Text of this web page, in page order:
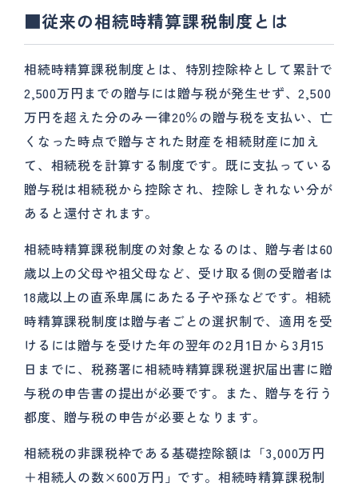
■従来の相続時精算課税制度とは
相続時精算課税制度とは、特別控除枠として累計で
2,500万円までの贈与には贈与税が発生せず、2,500
万円を超えた分のみ一律20％の贈与税を支払い、亡
くなった時点で贈与された財産を相続財産に加え
て、相続税を計算する制度です。既に支払っている
贈与税は相続税から控除され、控除しきれない分が
あると還付されます。
相続時精算課税制度の対象となるのは、贈与者は60
歳以上の父母や祖父母など、受け取る側の受贈者は
18歳以上の直系卑属にあたる子や孫などです。相続
時精算課税制度は贈与者ごとの選択制で、適用を受
けるには贈与を受けた年の翌年の2月1日から3月15
日までに、税務署に相続時精算課税選択届出書に贈
与税の申告書の提出が必要です。また、贈与を行う
都度、贈与税の申告が必要となります。
相続税の非課税枠である基礎控除額は「3,000万円
＋相続人の数×600万円」です。相続時精算課税制